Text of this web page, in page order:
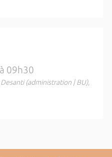
09h30
(administration | BU),